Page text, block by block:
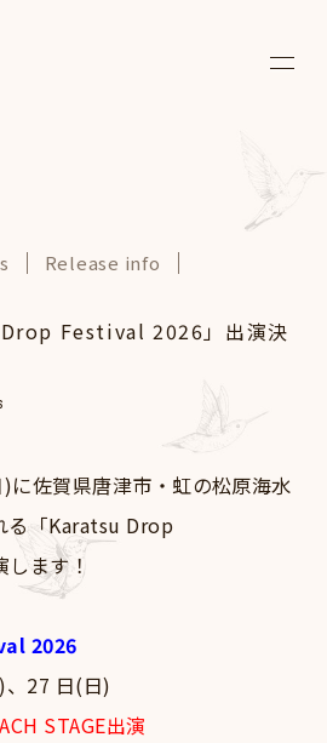
News
Live
Discography
Biography
Fanclub
Release info
Festival 2026」出演決
佐賀県唐津市・虹の松原海⽔
る「Karatsu Drop
ます！
2026
27 ⽇(⽇)
STAGE出演